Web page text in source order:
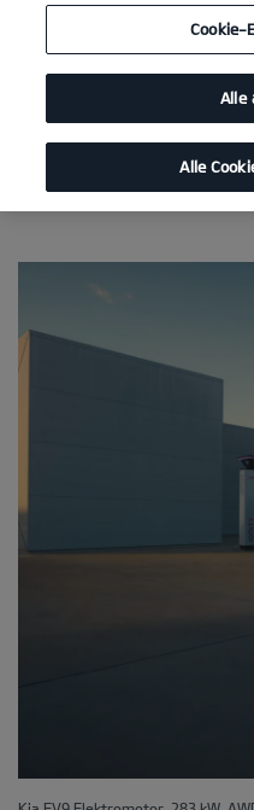
Cookie-
Alle
Alle